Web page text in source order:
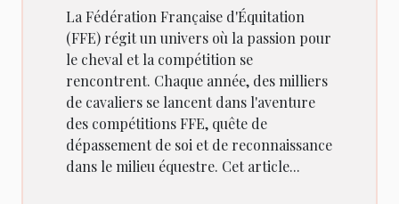
La Fédération Française d'Équitation
(FFE) régit un univers où la passion pour
le cheval et la compétition se
rencontrent. Chaque année, des milliers
de cavaliers se lancent dans l'aventure
des compétitions FFE, quête de
dépassement de soi et de reconnaissance
dans le milieu équestre. Cet article...